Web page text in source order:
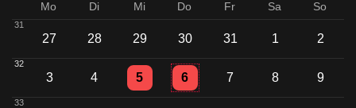
Mo Di Mi Do Fr Sa So
31
27 28 29 30 31 1 2
32
3 4 5
Einzelne Veranstaltung
6
Einzelne Veranstaltung
7 8 9
33